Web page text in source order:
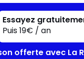
Essayez
Puis 19€ / an
offerte avec La